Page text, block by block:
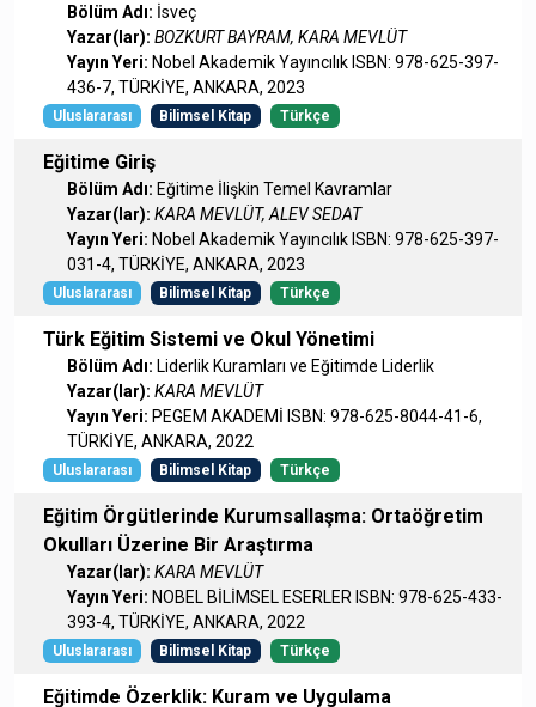
Bölüm Adı: İsveç
Yazar(lar): BOZKURT BAYRAM, KARA MEVLÜT
Yayın Yeri: Nobel Akademik Yayıncılık ISBN: 978-625-397-
436-7, TÜRKİYE, ANKARA, 2023
Uluslararası Bilimsel Kitap Türkçe
Eğitime Giriş
Bölüm Adı: Eğitime İlişkin Temel Kavramlar
Yazar(lar): KARA MEVLÜT, ALEV SEDAT
Yayın Yeri: Nobel Akademik Yayıncılık ISBN: 978-625-397-
031-4, TÜRKİYE, ANKARA, 2023
Uluslararası Bilimsel Kitap Türkçe
Türk Eğitim Sistemi ve Okul Yönetimi
Bölüm Adı: Liderlik Kuramları ve Eğitimde Liderlik
Yazar(lar): KARA MEVLÜT
Yayın Yeri: PEGEM AKADEMİ ISBN: 978-625-8044-41-6,
TÜRKİYE, ANKARA, 2022
Uluslararası Bilimsel Kitap Türkçe
Eğitim Örgütlerinde Kurumsallaşma: Ortaöğretim
Okulları Üzerine Bir Araştırma
Yazar(lar): KARA MEVLÜT
Yayın Yeri: NOBEL BİLİMSEL ESERLER ISBN: 978-625-433-
393-4, TÜRKİYE, ANKARA, 2022
Uluslararası Bilimsel Kitap Türkçe
Eğitimde Özerklik: Kuram ve Uygulama